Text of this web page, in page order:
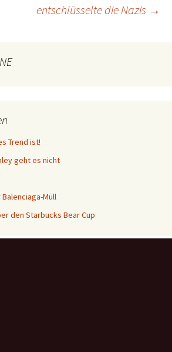
entschlüsselte die Nazis →
Trend ist!
geht es nicht
Müll
den Starbucks Bear Cup